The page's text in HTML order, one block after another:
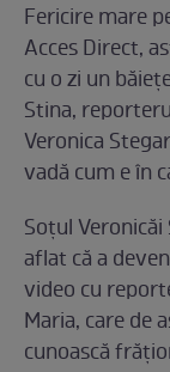
Fericire mare
Acces Direct,
cu o zi un
Stina,
Veronica
vadă cum e în
Soțul
aflat că a
video cu
Maria, care de
cunoască